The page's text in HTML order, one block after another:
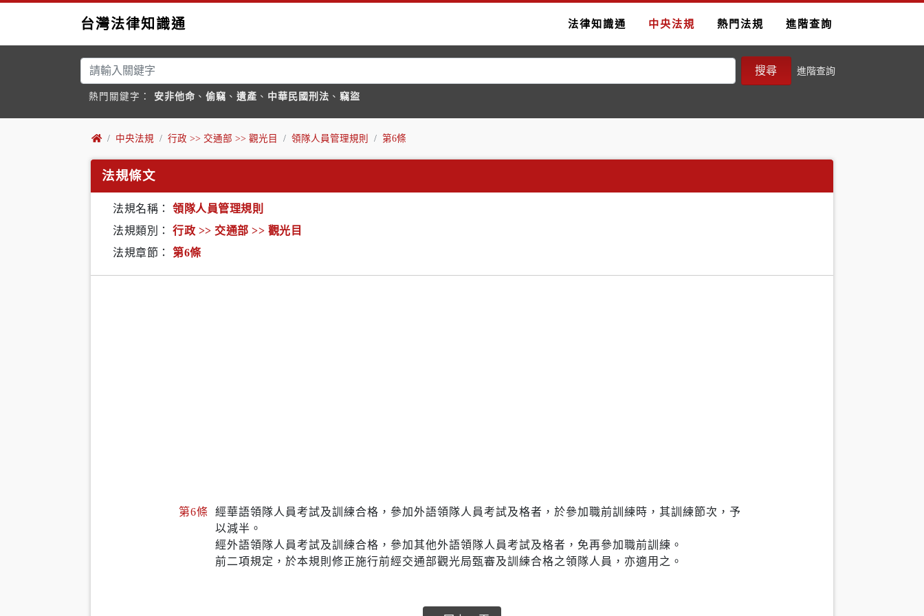
台灣法律知識通 法律知識通 中央法規 熱門法規 進階查詢
搜尋 進階查詢
熱門關鍵字： 安非他命 、 偷竊 、 遺產 、 中華民國刑法 、 竊盜
中央法規 行政 >> 交通部 >> 觀光目 領隊人員管理規則 第6條
法規條文
法規名稱：
領隊人員管理規則
法規類別：
行政 >> 交通部 >> 觀光目
法規章節：
第6條
第6條
經華語領隊人員考試及訓練合格，參加外語領隊人員考試及格者，於參加職前訓練時，其訓練節次，予
以減半。
經外語領隊人員考試及訓練合格，參加其他外語領隊人員考試及格者，免再參加職前訓練。
前二項規定，於本規則修正施行前經交通部觀光局甄審及訓練合格之領隊人員，亦適用之。